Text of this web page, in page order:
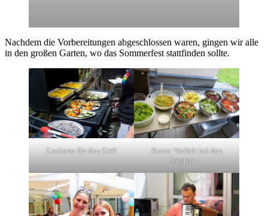
Nachdem die Vorbereitungen abgeschlossen waren, gingen wir alle
in den großen Garten, wo das Sommerfest stattfinden sollte.
Leckeres für den Grill
Bunte Vielfalt bei den
Salaten …